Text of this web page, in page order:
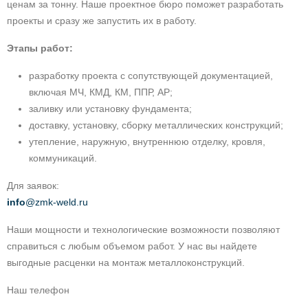
ценам за тонну. Наше проектное бюро поможет разработать
проекты и сразу же запустить их в работу.
Этапы работ:
разработку проекта с сопутствующей документацией,
включая МЧ, КМД, КМ, ППР, АР;
заливку или установку фундамента;
доставку, установку, сборку металлических конструкций;
утепление, наружную, внутреннюю отделку, кровля,
коммуникаций.
Для заявок:
info@zmk-weld.ru
Наши мощности и технологические возможности позволяют
справиться с любым объемом работ. У нас вы найдете
выгодные расценки на монтаж металлоконструкций.
Наш телефон